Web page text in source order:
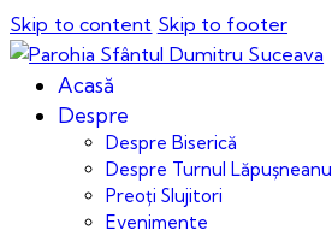
Skip to content Skip to footer
Acasă
Despre
Despre Biserică
Despre Turnul Lăpușneanu
Preoți Slujitori
Evenimente